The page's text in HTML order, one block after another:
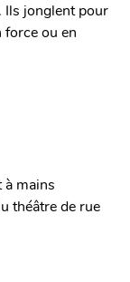
Ils jonglent pour
force ou en
à mains
théâtre de rue